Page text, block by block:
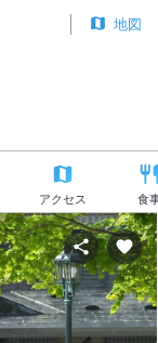
地図
アクセス 食